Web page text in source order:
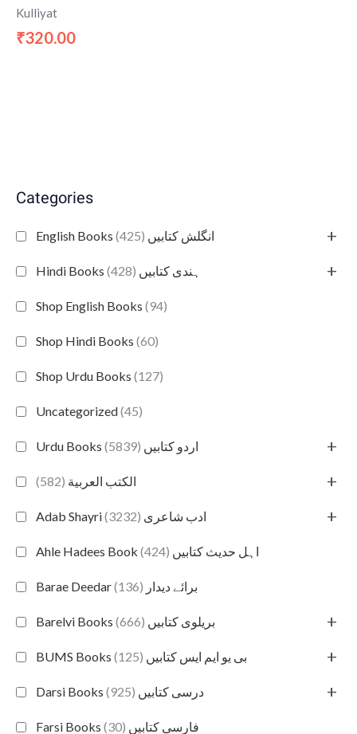
Categories
English Books انگلش کتابیں (425) +
Hindi Books ہندی کتابیں (428) +
Shop English Books (94)
Shop Hindi Books (60)
Shop Urdu Books (127)
Uncategorized(45)
Urdu Books اردو کتابیں (5839) +
الكتب العربية (582) +
Adab Shayri ادب شاعری (3232) +
Ahle Hadees Book اہل حدیث کتابیں (424)
Barae Deedar برائے دیدار (136)
Barelvi Books بریلوی کتابیں (666) +
BUMS Books بی یو ایم ایس کتابیں (125) +
Darsi Books درسی کتابیں (925) +
Farsi Books فارسی کتابیں (30)
Kulliyat
₹320.00